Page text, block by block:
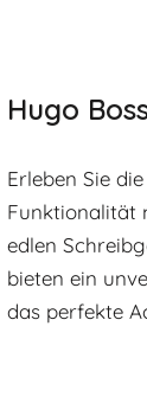
Hugo
Erleben Sie
Funktionalität
edlen
bieten ein
das perfekte